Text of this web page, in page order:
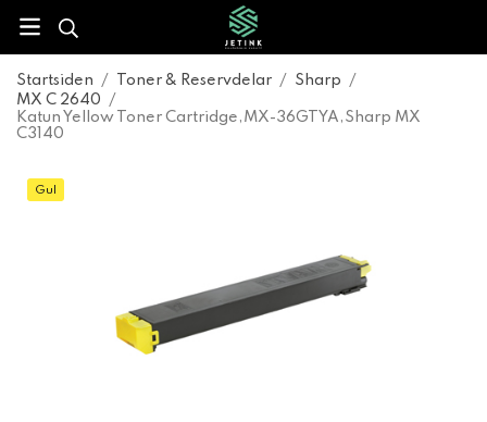
Startsiden / Toner & Reservdelar / Sharp
/
MX C 2640
/
Katun Yellow Toner Cartridge,MX-36GTYA,Sharp MX
C3140
Gul